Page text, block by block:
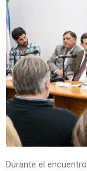
Durante el